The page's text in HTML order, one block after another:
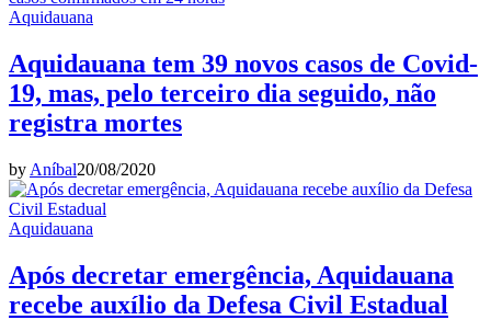
Aquidauana
Aquidauana tem 39 novos casos de Covid-
19, mas, pelo terceiro dia seguido, não
registra mortes
by Aníbal20/08/2020
Aquidauana
Após decretar emergência, Aquidauana
recebe auxílio da Defesa Civil Estadual